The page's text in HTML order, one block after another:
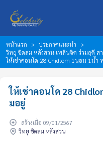
หน้าแรก
ประกาศแนะนำ
วิทยุ ชิดลม หลังสวน เพลินจิต ร่วมฤดี ส
ให้เช่าคอนโด 28 Chidlom 1นอน 1น้ำ
ให้เช่าคอนโด 28
มอยู่
สร้างเมื่อ 09/01/2567
วิทยุ ชิดลม หลังสวน